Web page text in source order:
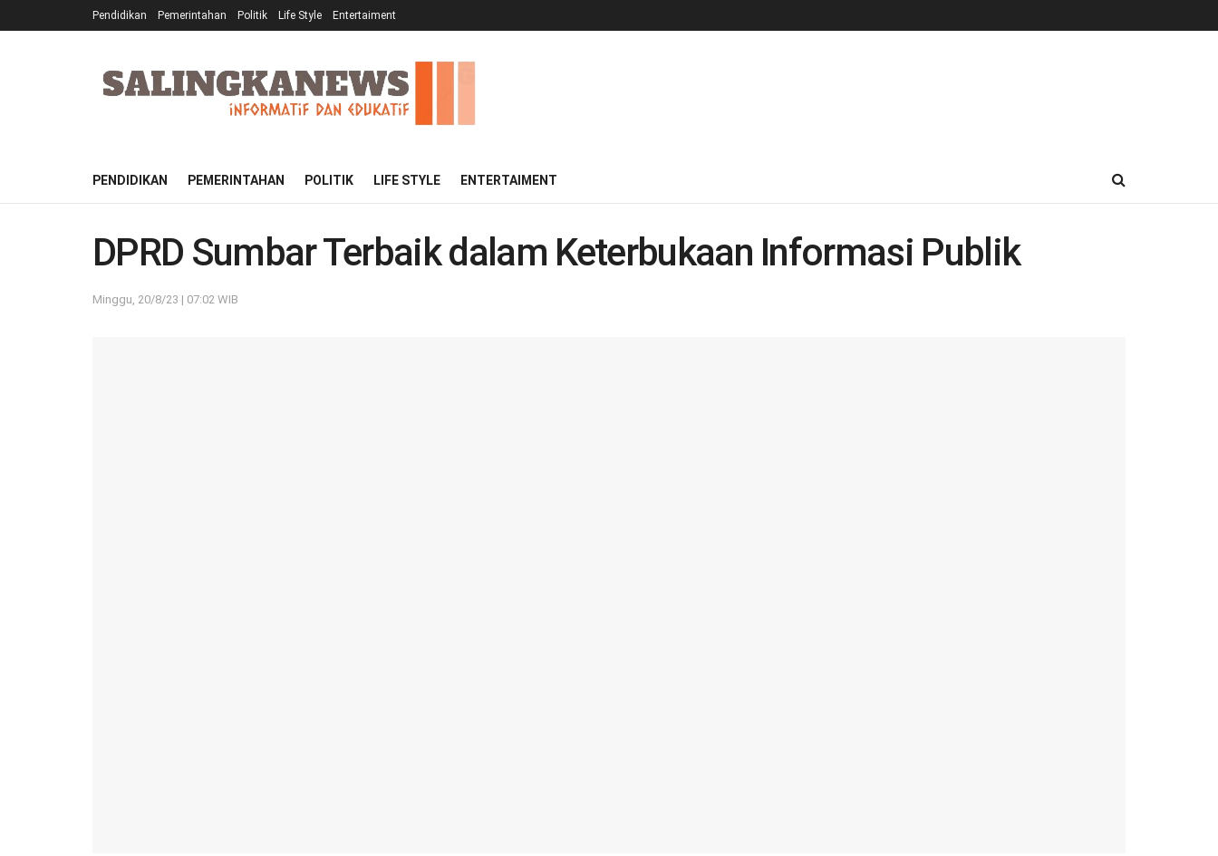
Pendidikan Pemerintahan Politik Life Style Entertaiment
PENDIDIKAN PEMERINTAHAN POLITIK LIFE STYLE ENTERTAIMENT
DPRD Sumbar Terbaik dalam Keterbukaan Informasi Publik
Minggu, 20/8/23 | 07:02 WIB